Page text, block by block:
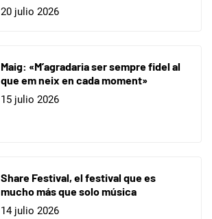
20 julio 2026
Maig: «M’agradaria ser sempre fidel al
que em neix en cada moment»
15 julio 2026
Share Festival, el festival que es
mucho más que solo música
14 julio 2026